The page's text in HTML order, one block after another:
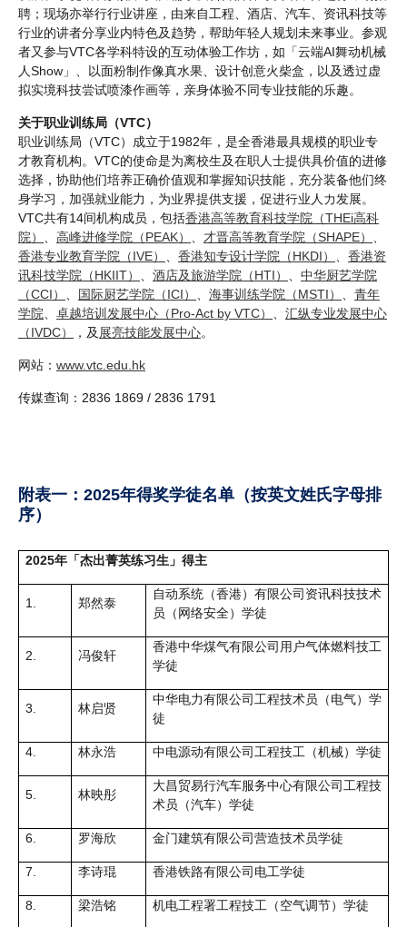
聘；现场亦举行行业讲座，由来自工程、酒店、汽车、资讯科技等
行业的讲者分享业内特色及趋势，帮助年轻人规划未来事业。参观
者又参与VTC各学科特设的互动体验工作坊，如「云端AI舞动机械
人Show」、以面粉制作像真水果、设计创意火柴盒，以及透过虚
拟实境科技尝试喷漆作画等，亲身体验不同专业技能的乐趣。
关于职业训练局（VTC）
职业训练局（VTC）成立于1982年，是全香港最具规模的职业专
才教育机构。VTC的使命是为离校生及在职人士提供具价值的进修
选择，协助他们培养正确价值观和掌握知识技能，充分装备他们终
身学习，加强就业能力，为业界提供支援，促进行业人力发展。
VTC共有14间机构成员，包括香港高等教育科技学院（THEi高科
院）
高峰进修学院（PEAK） 才晋高等教育学院（SHAPE）
香港专业教育学院（IVE）
香港知专设计学院（HKDI）
香港资
讯科技学院（HKIIT）
酒店及旅游学院（HTI）
中华厨艺学院
（CCI）
国际厨艺学院（ICI） 海事训练学院（MSTI）
青年
学院
卓越培训发展中心（Pro-Act by VTC）
汇纵专业发展中心
（IVDC）
，及 展亮技能发展中心。
网站： www.vtc.edu.hk
传媒查询：2836 1869 / 2836 1791
附表一：2025年得奖学徒名单（按英文姓氏字母排
序）
2025年「杰出菁英练习生」得主
1. 郑然泰
自动系统（香港）有限公司资讯科技技术
员（网络安全）学徒
2. 冯俊轩
香港中华煤气有限公司用户气体燃料技工
学徒
3. 林启贤
中华电力有限公司工程技术员（电气）学
徒
4. 林永浩 中电源动有限公司工程技工（机械）学徒
5. 林映彤
大昌贸易行汽车服务中心有限公司工程技
术员（汽车）学徒
6. 罗海欣 金门建筑有限公司营造技术员学徒
7. 李诗琨 香港铁路有限公司电工学徒
8. 梁浩铭 机电工程署工程技工（空气调节）学徒